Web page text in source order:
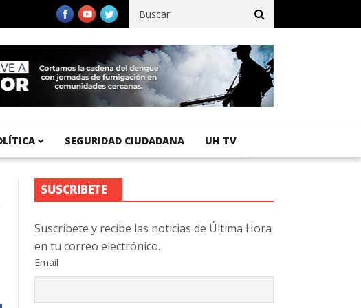
del Pacífico registra 92 % de avance en obras de terracería
SEGURIDAD CIUDADANA UH TV
SUSCRIBETE
Suscribete y recibe las noticias de Última Hora
en tu correo electrónico.
Email